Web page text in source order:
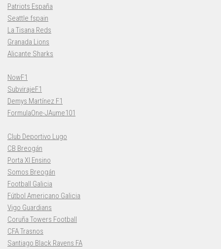
Patriots España
Seattle fspain
La Tisana Reds
Granada Lions
Alicante Sharks
NowF1
SubvirajeF1
Demys Martínez F1
FormulaOne-JAume101
Club Deportivo Lugo
CB Breogán
Porta XI Ensino
Somos Breogán
Football Galicia
Fútbol Americano Galicia
Vigo Guardians
Coruña Towers Football
CFA Trasnos
Santiago Black Ravens FA